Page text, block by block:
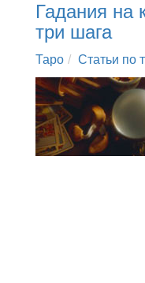
Гадания на
три шага
Таро Статьи по